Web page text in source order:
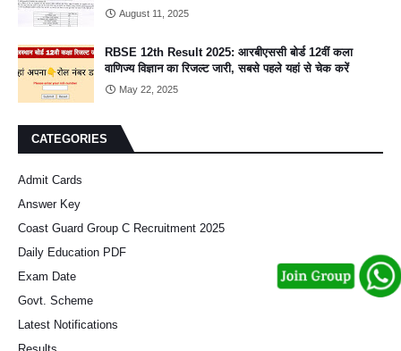
August 11, 2025
RBSE 12th Result 2025: आरबीएससी बोर्ड 12वीं कला
वाणिज्य विज्ञान का रिजल्ट जारी, सबसे पहले यहां से चेक करें
May 22, 2025
CATEGORIES
Admit Cards
Answer Key
Coast Guard Group C Recruitment 2025
Daily Education PDF
Exam Date
Govt. Scheme
Latest Notifications